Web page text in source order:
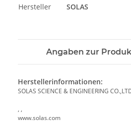
Hersteller SOLAS
Angaben zur
Herstellerinformationen:
SOLAS SCIENCE & ENGINEERING
, ,
www.solas.com